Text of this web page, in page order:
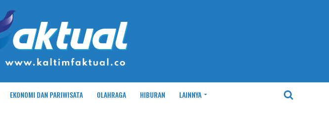
EKONOMI DAN PARIWISATA OLAHRAGA HIBURAN LAINNYA